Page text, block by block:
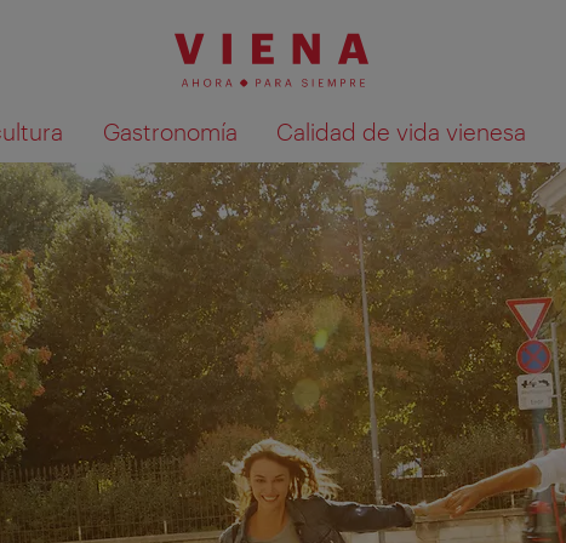
Gastronomía Calidad de vida vienesa
Mostrar resultados de la búsqueda en el